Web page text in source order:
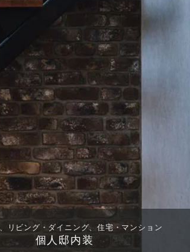
リビング・ダイニング、住宅・マンション
個人邸内装